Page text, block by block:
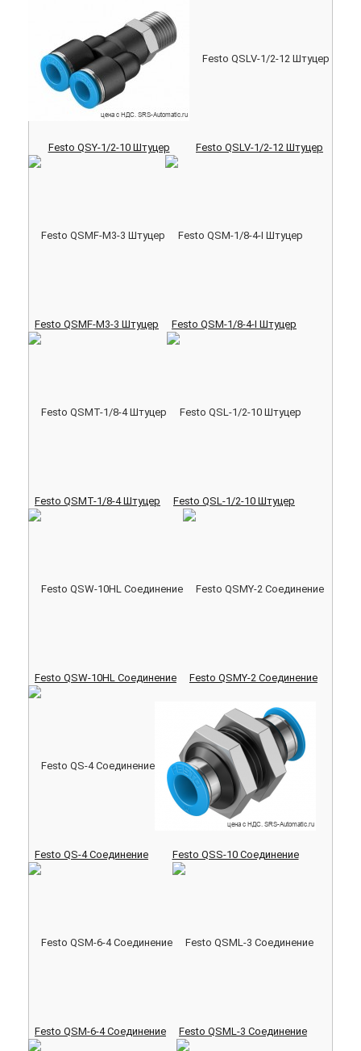
Festo QSY-1/2-10 Штуцер Festo QSLV-1/2-12 Штуцер
Festo QSMF-M3-3 Штуцер Festo QSM-1/8-4-I Штуцер
Festo QSMT-1/8-4 Штуцер Festo QSL-1/2-10 Штуцер
Festo QSW-10HL Соединение Festo QSMY-2 Соединение
Festo QS-4 Соединение Festo QSS-10 Соединение
Festo QSM-6-4 Соединение Festo QSML-3 Соединение